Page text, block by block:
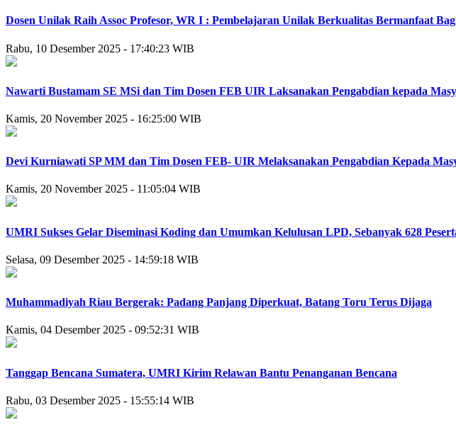
Dosen Unilak Raih Assoc Profesor, WR I : Pembelajaran Unilak Berkualitas Bermanfaat
Rabu, 10 Desember 2025 - 17:40:23 WIB
Nawarti Bustamam SE MSi dan Tim Dosen FEB UIR Laksanakan Pengabdian kepada
Kamis, 20 November 2025 - 16:25:00 WIB
Devi Kurniawati SP MM dan Tim Dosen FEB- UIR Melaksanakan Pengabdian Kepada
Kamis, 20 November 2025 - 11:05:04 WIB
UMRI Sukses Gelar Diseminasi Koding dan Umumkan Kelulusan LPD, Sebanyak 628
Selasa, 09 Desember 2025 - 14:59:18 WIB
Muhammadiyah Riau Bergerak: Padang Panjang Diperkuat, Batang Toru Terus Dijaga
Kamis, 04 Desember 2025 - 09:52:31 WIB
Tanggap Bencana Sumatera, UMRI Kirim Relawan Bantu Penanganan Bencana
Rabu, 03 Desember 2025 - 15:55:14 WIB